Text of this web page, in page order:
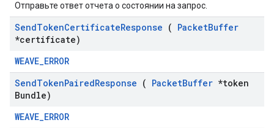
Отправьте ответ отчета о состоянии на запрос.
SendTokenCertificateResponse ( PacketBuffer
*certificate)
WEAVE_ERROR
SendTokenPairedResponse ( PacketBuffer *token
Bundle)
WEAVE_ERROR